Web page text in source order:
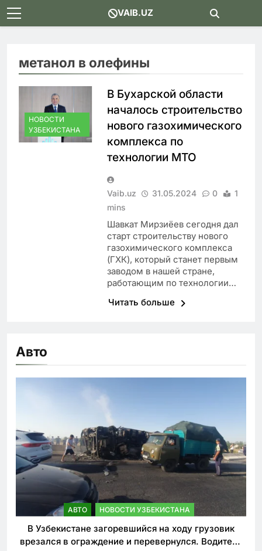
Skip
to
VAIB.UZ
метанол в олефины
НОВОСТИ
УЗБЕКИСТАНА
В Бухарской области
началось строительство
нового газохимического
комплекса по
технологии МТО
Vaib.uz 31.05.2024 0
1
mins
Шавкат Мирзиёев сегодня дал
старт строительству нового
газохимического комплекса
(ГХК), который станет первым
заводом в нашей стране,
работающим по технологии…
Читать больше
Авто
АВТО НОВОСТИ УЗБЕКИСТАНА
В Узбекистане загоревшийся на ходу грузовик
врезался в ограждение и перевернулся. Водитель